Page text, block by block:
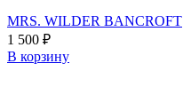
MRS. WILDER BANCROFT
1 500 ₽
В корзину